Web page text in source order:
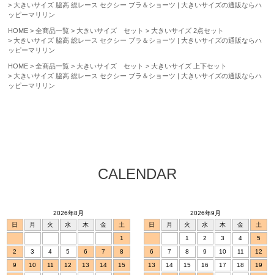
大きいサイズ 脇高 総レース セクシー ブラ＆ショーツ | 大きいサイズの通販ならハ
ッピーマリリン
HOME 全商品一覧 大きいサイズ セット
大きいサイズ 2点セット
大きいサイズ 脇高 総レース セクシー ブラ＆ショーツ | 大きいサイズの通販ならハ
ッピーマリリン
HOME 全商品一覧 大きいサイズ セット
大きいサイズ 上下セット
大きいサイズ 脇高 総レース セクシー ブラ＆ショーツ | 大きいサイズの通販ならハ
ッピーマリリン
CALENDAR
2026年8月
日
月 火 水 木 金
土
1
2
3 4 5 6 7
8
9
10 11 12 13 14
15
2026年9月
日
月 火 水 木 金
土
1
2 3 4
5
6
7 8 9 10 11
12
13
14 15 16 17 18
19